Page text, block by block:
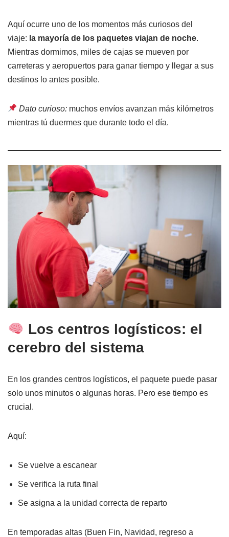
Aquí ocurre uno de los momentos más curiosos del
viaje: la mayoría de los paquetes viajan de noche.
Mientras dormimos, miles de cajas se mueven por
carreteras y aeropuertos para ganar tiempo y llegar a sus
destinos lo antes posible.
Dato curioso: muchos envíos avanzan más kilómetros
mientras tú duermes que durante todo el día.
Los centros logísticos: el
cerebro del sistema
En los grandes centros logísticos, el paquete puede pasar
solo unos minutos o algunas horas. Pero ese tiempo es
crucial.
Aquí:
Se vuelve a escanear
Se verifica la ruta final
Se asigna a la unidad correcta de reparto
En temporadas altas (Buen Fin, Navidad, regreso a